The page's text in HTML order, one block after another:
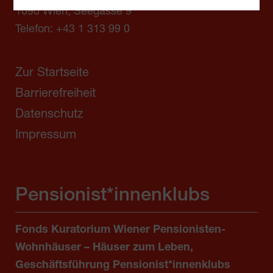
1090 Wien, Seegasse 9
Telefon: +43 1 313 99 0
Zur Startseite
Barrierefreiheit
Datenschutz
Impressum
Pensionist*innenklubs
Fonds Kuratorium Wiener Pensionisten-
Wohnhäuser – Häuser zum Leben,
Geschäftsführung Pensionist*innenklubs